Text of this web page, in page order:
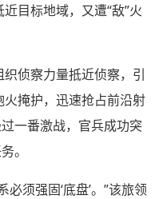
目标地域，又遭“敌”火
侦察力量抵近侦察，引
掩护，迅速抢占前沿射
一番激战，官兵成功突
。
须强固‘底盘’。”该旅领